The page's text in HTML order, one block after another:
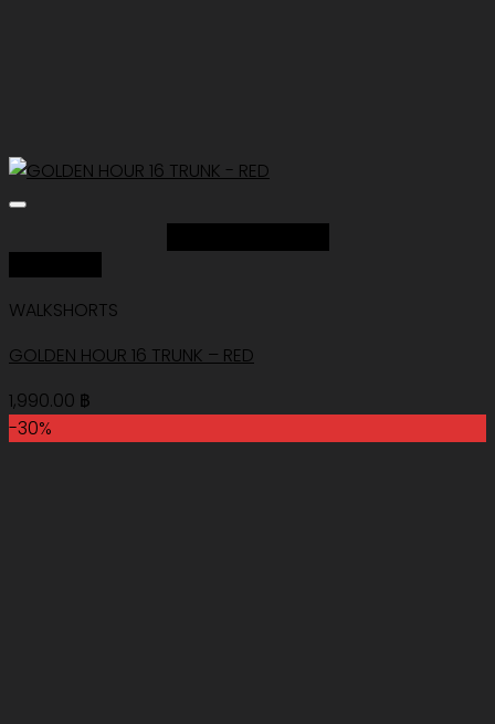
WALKSHORTS
GOLDEN HOUR 16 TRUNK – RED
1,990.00 ฿
-30%